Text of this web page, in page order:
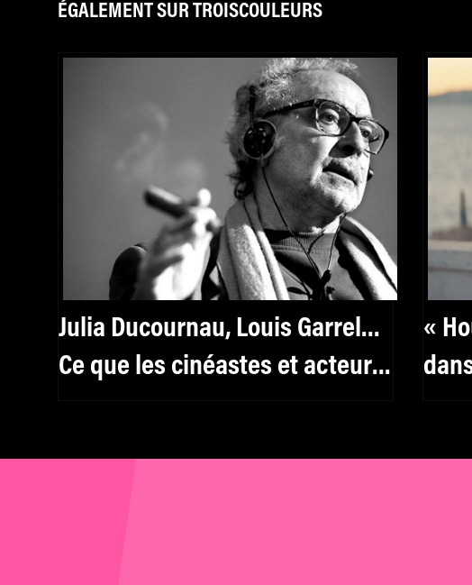
ÉGALEMENT SUR TROISCOULEURS
Julia Ducournau, Louis Garrel…
Ce que les cinéastes et acteurs
«